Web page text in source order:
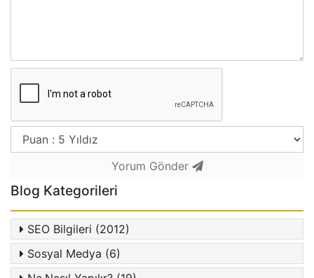
Yorum Gönder
Blog Kategorileri
SEO Bilgileri (2012)
Sosyal Medya (6)